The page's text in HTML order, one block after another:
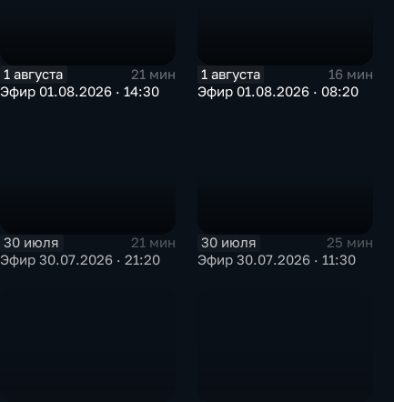
1 августа
21 мин
Эфир 01.08.2026 · 14:30
1 августа
16 мин
Эфир 01.08.2026 · 08:20
30 июля
21 мин
Эфир 30.07.2026 · 21:20
30 июля
25 мин
Эфир 30.07.2026 · 11:30